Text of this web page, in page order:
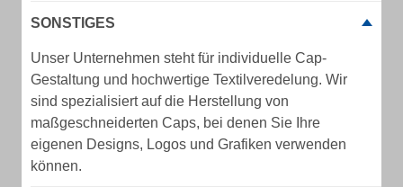
SONSTIGES
Unser Unternehmen steht für individuelle Cap-
Gestaltung und hochwertige Textilveredelung. Wir
sind spezialisiert auf die Herstellung von
maßgeschneiderten Caps, bei denen Sie Ihre
eigenen Designs, Logos und Grafiken verwenden
können.